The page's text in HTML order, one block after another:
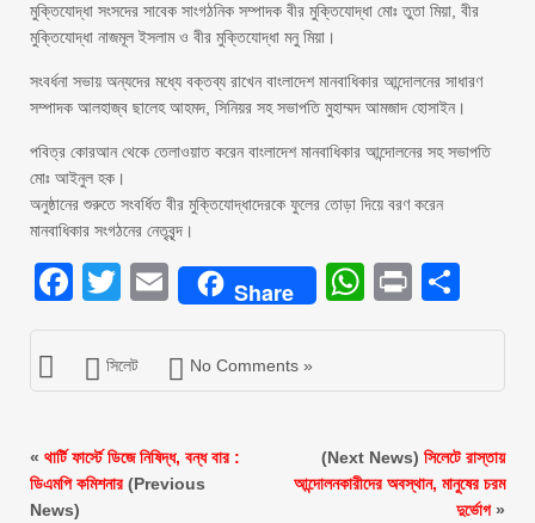
মুক্তিযোদ্ধা সংসদের সাবেক সাংগঠনিক সম্পাদক বীর মুক্তিযোদ্ধা মোঃ তুতা মিয়া, বীর
মুক্তিযোদ্ধা নাজমূল ইসলাম ও বীর মুক্তিযোদ্ধা মনু মিয়া।
সংবর্ধনা সভায় অন্যদের মধ্যে বক্তব্য রাখেন বাংলাদেশ মানবাধিকার আন্দোলনের সাধারণ
সম্পাদক আলহাজ্ব ছালেহ আহমদ, সিনিয়র সহ সভাপতি মুহাম্মদ আমজাদ হোসাইন।
পবিত্র কোরআন থেকে তেলাওয়াত করেন বাংলাদেশ মানবাধিকার আন্দোলনের সহ সভাপতি
মোঃ আইনুল হক।
অনুষ্ঠানের শুরুতে সংবর্ধিত বীর মুক্তিযোদ্ধাদেরকে ফুলের তোড়া দিয়ে বরণ করেন
মানবাধিকার সংগঠনের নেতৃবৃন্দ।
Facebook
Twitter
EmailShare Print
সিলেট No Comments »
« থার্টি ফার্স্টে ডিজে নিষিদ্ধ, বন্ধ বার :
ডিএমপি কমিশনার(Previous
News)
(Next News) সিলেটে রাস্তায়
আন্দোলনকারীদের অবস্থান, মানুষের চরম
দুর্ভোগ»